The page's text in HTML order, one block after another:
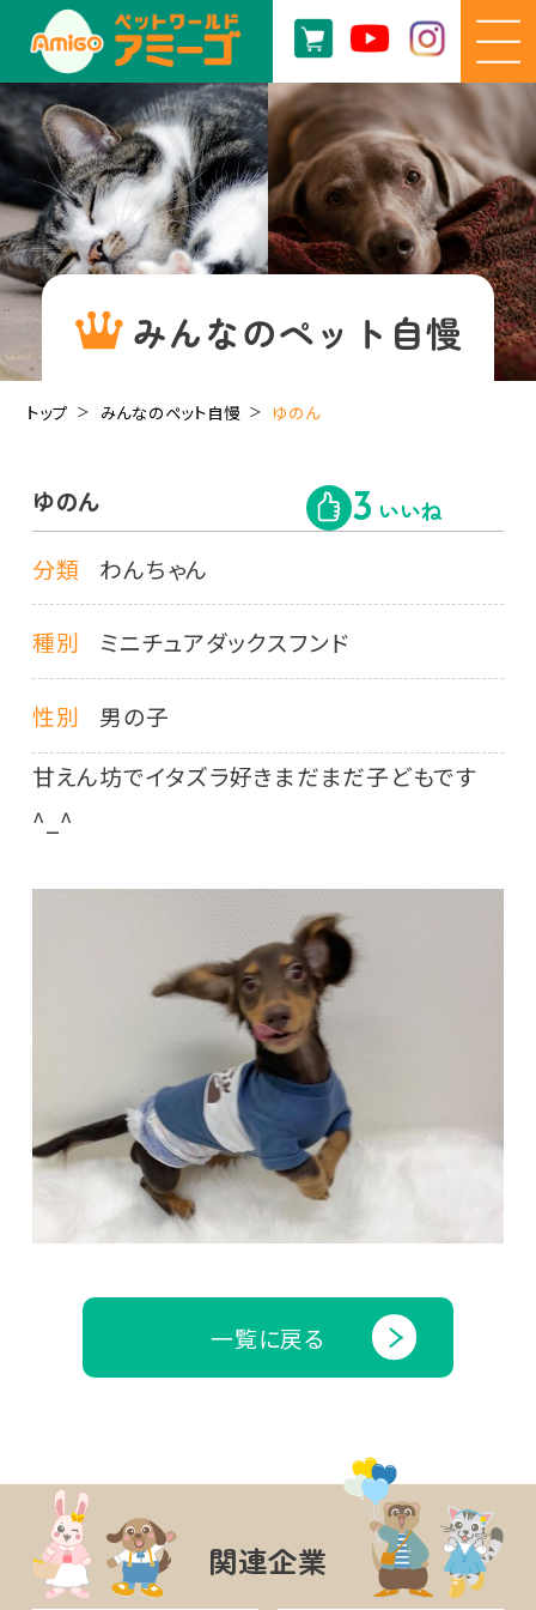
みんなのペット自慢
トップ みんなのペット自慢 ゆのん
ゆのん 3 いいね
分類 わんちゃん
種別 ミニチュアダックスフンド
性別
男の子
甘えん坊でイタズラ好きまだまだ子どもです
^_^
一覧に戻る
関連企業